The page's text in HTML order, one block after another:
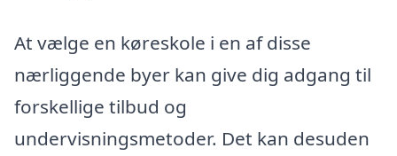
At vælge en køreskole i en af disse
nærliggende byer kan give dig adgang til
forskellige tilbud og
undervisningsmetoder. Det kan desuden